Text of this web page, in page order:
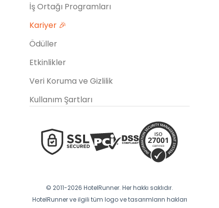
İş Ortağı Programları
Kariyer 🎉
Ödüller
Etkinlikler
Veri Koruma ve Gizlilik
Kullanım Şartları
© 2011-2026 HotelRunner. Her hakkı saklıdır.
HotelRunner ve ilgili tüm logo ve tasarımların hakları